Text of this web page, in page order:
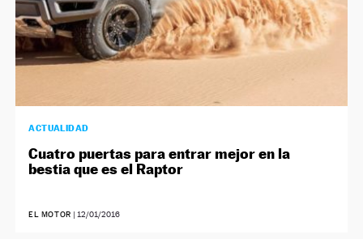
ACTUALIDAD
Cuatro puertas para entrar mejor en la
bestia que es el Raptor
EL MOTOR | 12/01/2016